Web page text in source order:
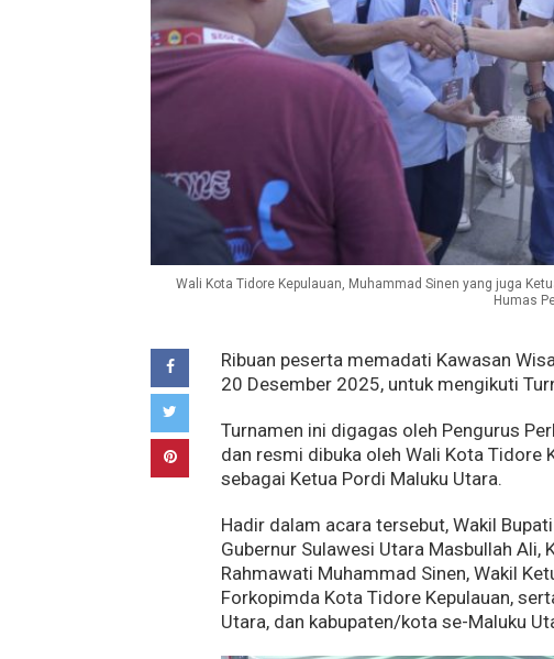
Wali Kota Tidore Kepulauan, Muhammad Sinen yang juga
Humas
Ribuan peserta memadati Kawasan
20 Desember 2025, untuk mengikuti
Turnamen ini digagas oleh Pengurus
dan resmi dibuka oleh Wali Kota Tidore
sebagai Ketua Pordi Maluku Utara.
Hadir dalam acara tersebut, Wakil
Gubernur Sulawesi Utara Masbullah Ali,
Rahmawati Muhammad Sinen, Wakil
Forkopimda Kota Tidore Kepulauan,
Utara, dan kabupaten/kota se-Maluku